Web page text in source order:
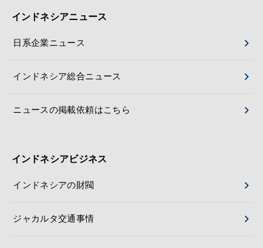
インドネシアニュース
日系企業ニュース
インドネシア総合ニュース
ニュースの掲載依頼はこちら
インドネシアビジネス
インドネシアの財閥
ジャカルタ交通事情